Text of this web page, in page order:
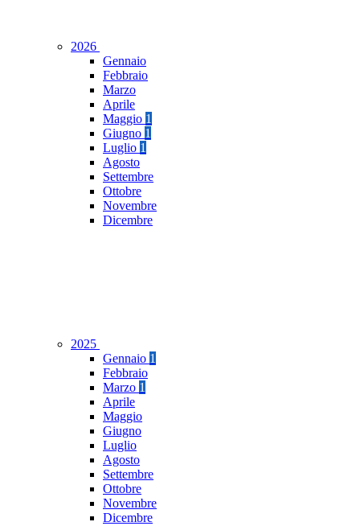
2026
Gennaio
Febbraio
Marzo
Aprile
Maggio 1
Giugno 1
Luglio 1
Agosto
Settembre
Ottobre
Novembre
Dicembre
2025
Gennaio 1
Febbraio
Marzo 1
Aprile
Maggio
Giugno
Luglio
Agosto
Settembre
Ottobre
Novembre
Dicembre